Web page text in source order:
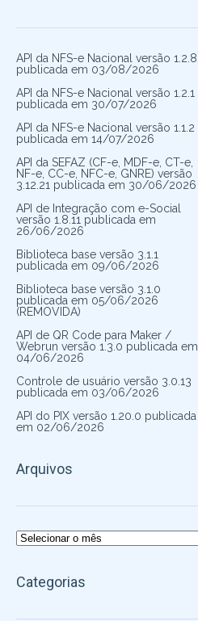
API da NFS-e Nacional versão 1.2.8
publicada em 03/08/2026
API da NFS-e Nacional versão 1.2.1
publicada em 30/07/2026
API da NFS-e Nacional versão 1.1.2
publicada em 14/07/2026
API da SEFAZ (CF-e, MDF-e, CT-e,
NF-e, CC-e, NFC-e, GNRE) versão
3.12.21 publicada em 30/06/2026
API de Integração com e-Social
versão 1.8.11 publicada em
26/06/2026
Biblioteca base versão 3.1.1
publicada em 09/06/2026
Biblioteca base versão 3.1.0
publicada em 05/06/2026
(REMOVIDA)
API de QR Code para Maker /
Webrun versão 1.3.0 publicada em
04/06/2026
Controle de usuário versão 3.0.13
publicada em 03/06/2026
API do PIX versão 1.20.0 publicada
em 02/06/2026
Arquivos
Arquivos
Categorias